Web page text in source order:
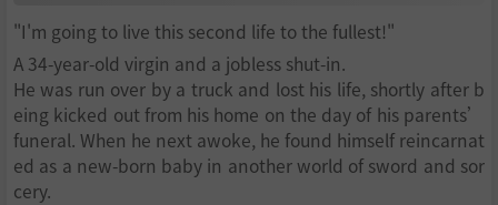
"I'm going to live this second life to the fullest!"
A 34-year-old virgin and a jobless shut-in.
He was run over by a truck and lost his life, shortly after b
eing kicked out from his home on the day of his parents’
funeral. When he next awoke, he found himself reincarnat
ed as a new-born baby in another world of sword and sor
cery.